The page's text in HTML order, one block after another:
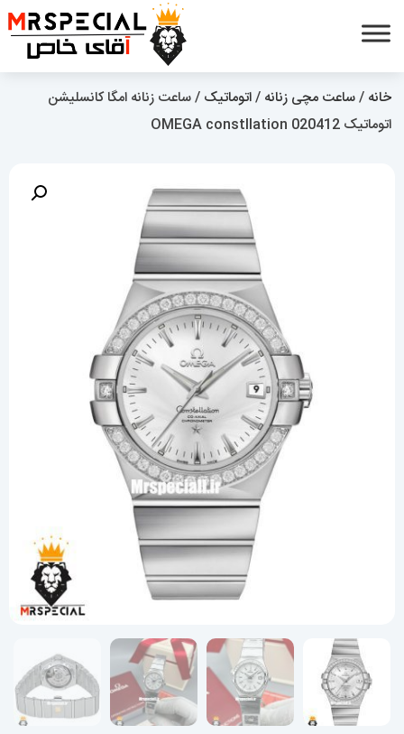
خانه /ساعت مچی زنانه /اتوماتیک / ساعت زنانه امگا کانسلیشن
اتوماتیک OMEGA constllation 020412